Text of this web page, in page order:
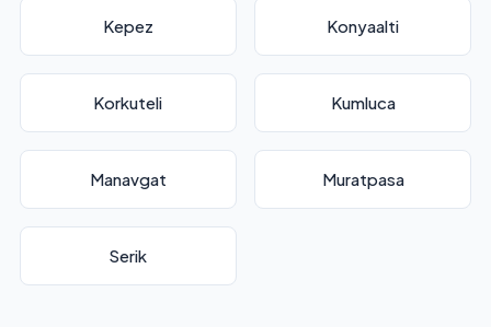
Kepez Konyaalti
Korkuteli Kumluca
Manavgat Muratpasa
Serik